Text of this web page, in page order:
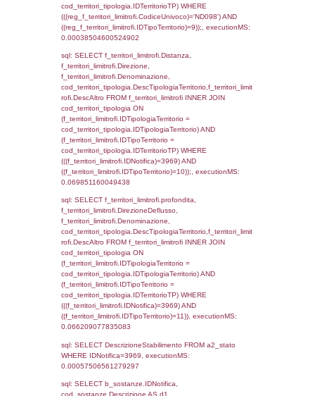
cod_territori_tipologia ON
(f_territori_limitrofi.IDTipologiaTerritorio =
cod_territori_tipologia.IDTipologiaTerritorio)
(f_territori_limitrofi.IDTipoTerritorio =
cod_territori_tipologia.IDTerritorioTP)
(((f_territori_limitrofi.IDNotifica)=3969) AND
((f_territori_limitrofi.IDTipoTerritorio)=4)),
0.072283983230591
sql: SELECT f_territori_limitrofi.Distanza,
f_territori_limitrofi.Direzione,
f_territori_limitrofi.Denominazione,
f_territori_limitrofi.DescAltro FROM
JOIN cod_territori_tipologia ON
(f_territori_limitrofi.IDTipologiaTerritorio =
cod_territori_tipologia.IDTipologiaTerritorio)
(f_territori_limitrofi.IDTipoTerritorio =
cod_territori_tipologia.IDTerritorioTP)
(((f_territori_limitrofi.IDNotifica)=3969) AND
((f_territori_limitrofi.IDTipoTerritorio)=5)),
0.070450067520142
f_territori_limitrofi.Direzione,